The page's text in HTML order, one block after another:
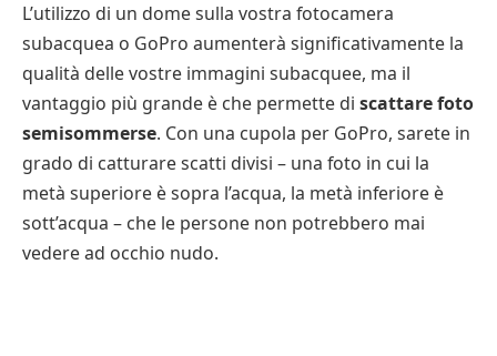
L’utilizzo di un dome sulla vostra fotocamera
subacquea o GoPro aumenterà significativamente la
qualità delle vostre immagini subacquee, ma il
vantaggio più grande è che permette di scattare foto
semisommerse. Con una cupola per GoPro, sarete in
grado di catturare scatti divisi – una foto in cui la
metà superiore è sopra l’acqua, la metà inferiore è
sott’acqua – che le persone non potrebbero mai
vedere ad occhio nudo.